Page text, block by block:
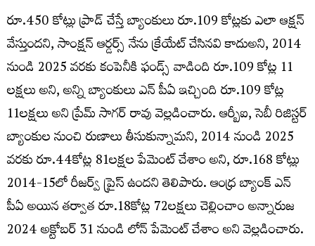
రూ.450 కోట్లు ప్రాడ్ చేస్తే బ్యాంకులు రూ.109 కోట్లకు ఎలా ఆక్షన్
వేస్తుందని, సాంక్షన్ ఆర్డర్స్ నేను క్రేయేట్ చేసినవి కాదుఅని, 2014
నుండి 2025 వరకు కంపెనీకి ఫండ్స్ వాడింది రూ.109 కోట్ల 11
లక్షలు అని, అన్ని బ్యాంకులు ఎన్ పీఏ ఇచ్చింది రూ.109 కోట్ల
11లక్షలు అని ప్రేమ్ సాగర్ రావు వెల్లడించారు. ఆర్బీఐ, సెబీ రిజిస్టర్
బ్యాంకుల నుంచి రుణాలు తీసుకున్నామని, 2014 నుండి 2025
వరకు రూ.44కోట్ల 81లక్షల పేమెంట్ చేశాం అని, రూ.168 కోట్లు
2014-15లో రీజర్వ్ ప్రైస్ ఉందని తెలిపారు. ఆంధ్ర బ్యాంక్ ఎన్
పీఏ అయిన తర్వాత రూ.18కోట్ల 72లక్షలు చెల్లించాం అన్నారుజ
2024 అక్టోబర్ 31 నుండి లోన్ పేమెంట్ చేశాం అని వెల్లడించారు.